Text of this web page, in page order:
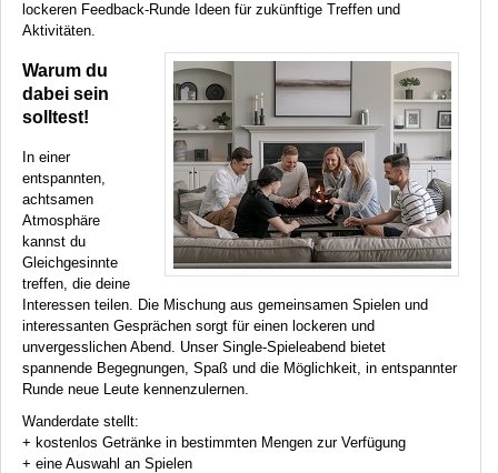
lockeren Feedback-Runde Ideen für zukünftige Treffen und
Aktivitäten.
Warum du
dabei sein
solltest!
In einer
entspannten,
achtsamen
Atmosphäre
kannst du
Gleichgesinnte
treffen, die deine
Interessen teilen. Die Mischung aus gemeinsamen Spielen und
interessanten Gesprächen sorgt für einen lockeren und
unvergesslichen Abend. Unser Single-Spieleabend bietet
spannende Begegnungen, Spaß und die Möglichkeit, in entspannter
Runde neue Leute kennenzulernen.
Wanderdate stellt:
+ kostenlos Getränke in bestimmten Mengen zur Verfügung
+ eine Auswahl an Spielen